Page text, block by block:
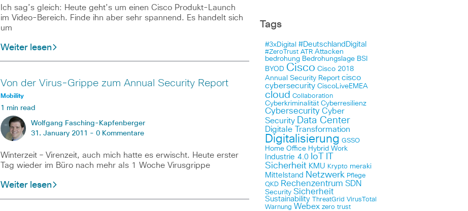
Ich sag’s gleich: Heute geht’s um einen Cisco Produkt-Launch
im Video-Bereich. Finde ihn aber sehr spannend. Es handelt sich
um
Weiter lesen
Von der Virus-Grippe zum Annual Security Report
Mobility
1 min read
Wolfgang Fasching-Kapfenberger
31. January 2011 - 0 Kommentare
Winterzeit – Virenzeit, auch mich hatte es erwischt. Heute erster
Tag wieder im Büro nach mehr als 1 Woche Virusgrippe
Weiter lesen
Tags
#3xDigital #DeutschlandDigital
#ZeroTrust ATR Attacken
bedrohung Bedrohungslage BSI
BYOD Cisco Cisco 2018
Annual Security Report cisco
cybersecurity CiscoLiveEMEA
cloud Collaboration
Cyberkriminalität Cyberresilienz
Cybersecurity Cyber
Security Data Center
Digitale Transformation
Digitalisierung GSSO
Home Office Hybrid Work
Industrie 4.0 IoT
Sicherheit KMU Krypto meraki
Mittelstand Netzwerk Pflege
QKD Rechenzentrum SDN
Security Sicherheit
Sustainability ThreatGrid VirusTotal
Warnung Webex zero trust